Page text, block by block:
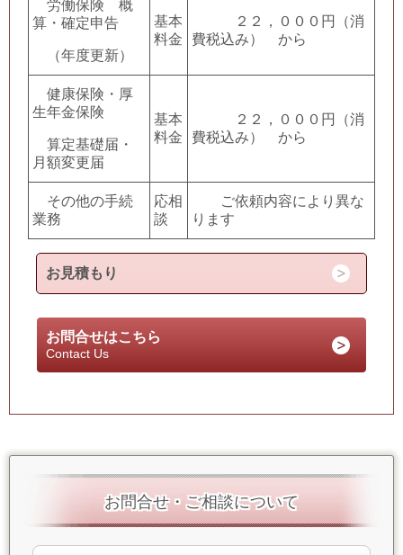
労働保険 概
算・確定申告
（年度更新）
基本
料金
２２，０００円（消
費税込み） から
健康保険・厚
生年金保険
算定基礎届・
月額変更届
基本
料金
２２，０００円（消
費税込み） から
その他の手続
業務
応相
談
ご依頼内容により異な
ります
お見積もり
お問合せはこちら
Contact Us
お問合せ・ご相談について